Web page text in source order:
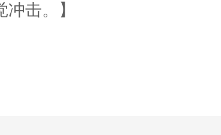
击。】